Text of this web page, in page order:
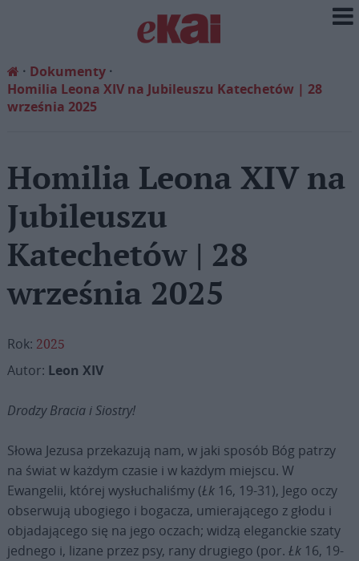
Dokumenty
Homilia Leona XIV na Jubileuszu Katechetów | 28
września 2025
Homilia Leona XIV na
Jubileuszu
Katechetów | 28
września 2025
Rok: 2025
Autor: Leon XIV
Drodzy Bracia i Siostry!
Słowa Jezusa przekazują nam, w jaki sposób Bóg patrzy
na świat w każdym czasie i w każdym miejscu. W
Ewangelii, której wysłuchaliśmy (Łk16, 19-31), Jego oczy
obserwują ubogiego i bogacza, umierającego z głodu i
objadającego się na jego oczach; widzą eleganckie szaty
jednego i, lizane przez psy, rany drugiego (por. Łk16, 19-